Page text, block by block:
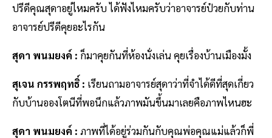
ปรีดีคุณสุดาอยู่ไหมครับ ได้ฟังไหมครับว่าอาจารย์ป๋วยกับท่าน
อาจารย์ปรีดีคุยอะไรกัน
สุดา พนมยงค์ : ก็มาคุยกันที่ห้องนั่งเล่น คุยเรื่องบ้านเมืองมั้ง
สุเจน กรรพฤทธิ์ : เรียนถามอาจารย์สุดาว่าที่จำได้ดีที่สุดเกี่ยว
กับบ้านอองโตนีที่พอนึกแล้วภาพมันขึ้นมาเลยคือภาพไหนฮะ
สุดา พนมยงค์ : ภาพที่ได้อยู่ร่วมกันกับคุณพ่อคุณแม่แล้วก็พี่